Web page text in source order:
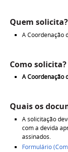
Quem solicita?
A Coordenação
Como solicita?
A Coordenação
Quais os
A solicitação
com a devida
assinados.
Formulário